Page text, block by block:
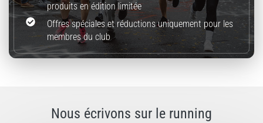
produits en édition limitée
Offres spéciales et réductions uniquement pour les
membres du club
Nous écrivons sur le running